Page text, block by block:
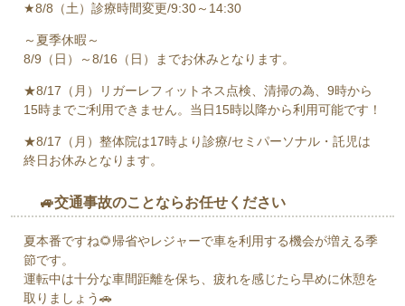
★8/8（土）診療時間変更/9:30～14:30
～夏季休暇～
8/9（日）～8/16（日）までお休みとなります。
★8/17（月）リガーレフィットネス点検、清掃の為、9時から
15時までご利用できません。当日15時以降から利用可能です！
★8/17（月）整体院は17時より診療/セミパーソナル・託児は
終日お休みとなります。
🚙交通事故のことならお任せください
夏本番ですね🌻帰省やレジャーで車を利用する機会が増える季
節です。
運転中は十分な車間距離を保ち、疲れを感じたら早めに休憩を
取りましょう🚗